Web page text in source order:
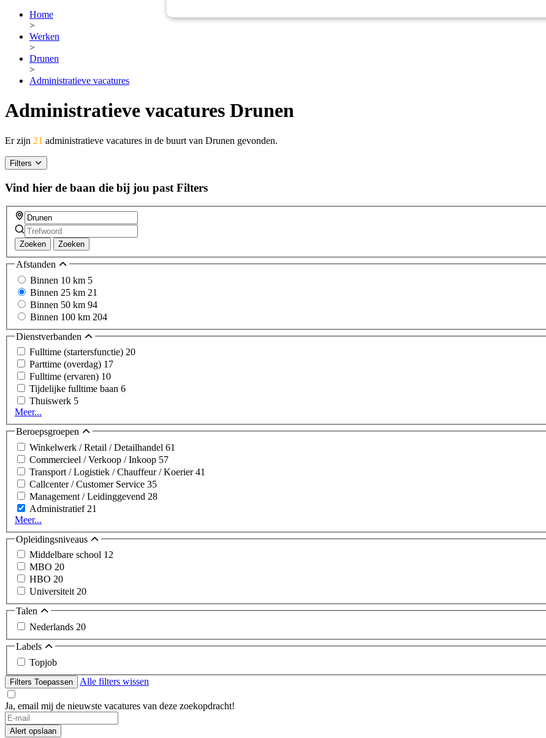
Home
>
Werken
>
Drunen
>
Administratieve vacatures
Administratieve vacatures Drunen
Er zijn 21 administratieve vacatures in de buurt van Drunen gevonden.
Filters
Vind hier de baan die bij jou past Filters
Zoeken Zoeken
Afstanden
Binnen 10 km 5
Binnen 25 km 21
Binnen 50 km 94
Binnen 100 km 204
Dienstverbanden
Fulltime (startersfunctie) 20
Parttime (overdag) 17
Fulltime (ervaren) 10
Tijdelijke fulltime baan 6
Thuiswerk 5
Meer...
Beroepsgroepen
Winkelwerk / Retail / Detailhandel 61
Commercieel / Verkoop / Inkoop 57
Transport / Logistiek / Chauffeur / Koerier41
Callcenter / Customer Service 35
Management / Leidinggevend 28
Administratief 21
Meer...
Opleidingsniveaus
Middelbare school 12
MBO 20
HBO 20
Universiteit 20
Talen
Nederlands 20
Labels
Topjob
Filters Toepassen Alle filters wissen
Ja, email mij de nieuwste vacatures van deze zoekopdracht!
Alert opslaan